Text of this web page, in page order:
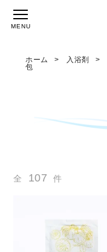
スキンケア
ショップガイド
MENU
ホーム 入浴剤
包
全 107 件